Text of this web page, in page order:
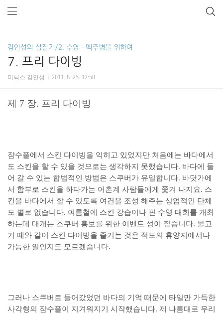
김인성의 삽질기/2. 수영 - 맥주병을 위하여
7. 프리 다이빙
미닉스 김인성 2011. 8. 25. 12:58
제 7 장. 프리 다이빙
잠수풀에서 스킨 다이빙을 익히고 있었지만 처음에는 바다에서
도 스킨을 할 수 있을 것으로는 생각하지 못했습니다. 바다에 들
어 갈 수 있는 합법적인 방법은 스쿠버가 유일합니다. 바닷가에
서 함부로 스킨을 하다가는 어촌계 사람들에게 쫓겨 나지요. 스
킨을 바다에서 할 수 있도록 여건을 조성 해주는 상업적인 단체
도 별로 없습니다. 여름철에 스킨 강습이나 핀 수영 대회를 개최
하는데 대개는 스쿠버 홍보를 위한 이벤트 성이 짙습니다. 물고
기 떼와 같이 스킨 다이빙을 즐기는 것은 적도의 휴양지에서나
가능한 일인지도 모르겠습니다.
그러나 스쿠버로 들어갔었던 바다의 기억 때문에 타일만 가득한
사각형의 잠수풀이 지겨워지기 시작했습니다. 제 나름대로 우리